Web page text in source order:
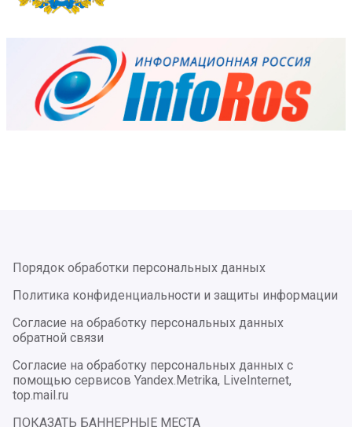
Порядок обработки персональных данных
Политика конфиденциальности и защиты информации
Согласие на обработку персональных данных
обратной связи
Согласие на обработку персональных данных с
помощью сервисов Yandex.Metrika, LiveInternet,
top.mail.ru
ПОКАЗАТЬ БАННЕРНЫЕ МЕСТА